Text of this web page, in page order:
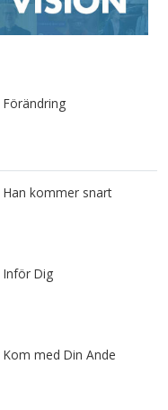
Förändring
Han kommer snart
Inför Dig
Kom med Din Ande